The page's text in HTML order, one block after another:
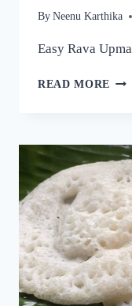
By Neenu Karthika
Easy Rava
READ MORE ഒരു
|